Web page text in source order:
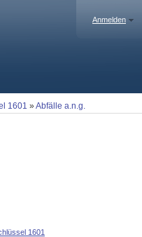
Anmelden
1601 »Abfälle a.n.g.
1601